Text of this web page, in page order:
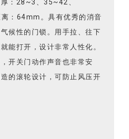
：28~3、35~42、
：64mm。具有优秀的消音
候性的门锁。用手拉、往下
能打开，设计非常人性化。
开关门动作声音也非常安
的滚轮设计，可防止风压开